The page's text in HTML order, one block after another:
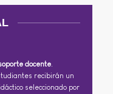
docente.
recibirán un
seleccionado por